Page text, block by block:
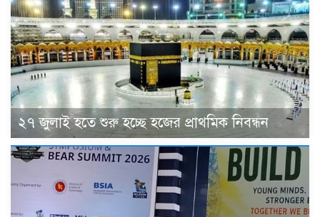
২৭ জুলাই হতে শুরু হচ্ছে হজের প্রাথমিক নিবন্ধন